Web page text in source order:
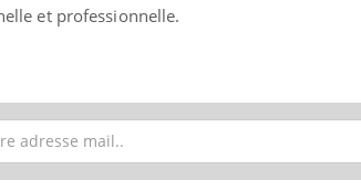
et professionnelle.